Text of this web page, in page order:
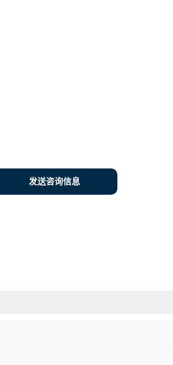
发送咨询信息